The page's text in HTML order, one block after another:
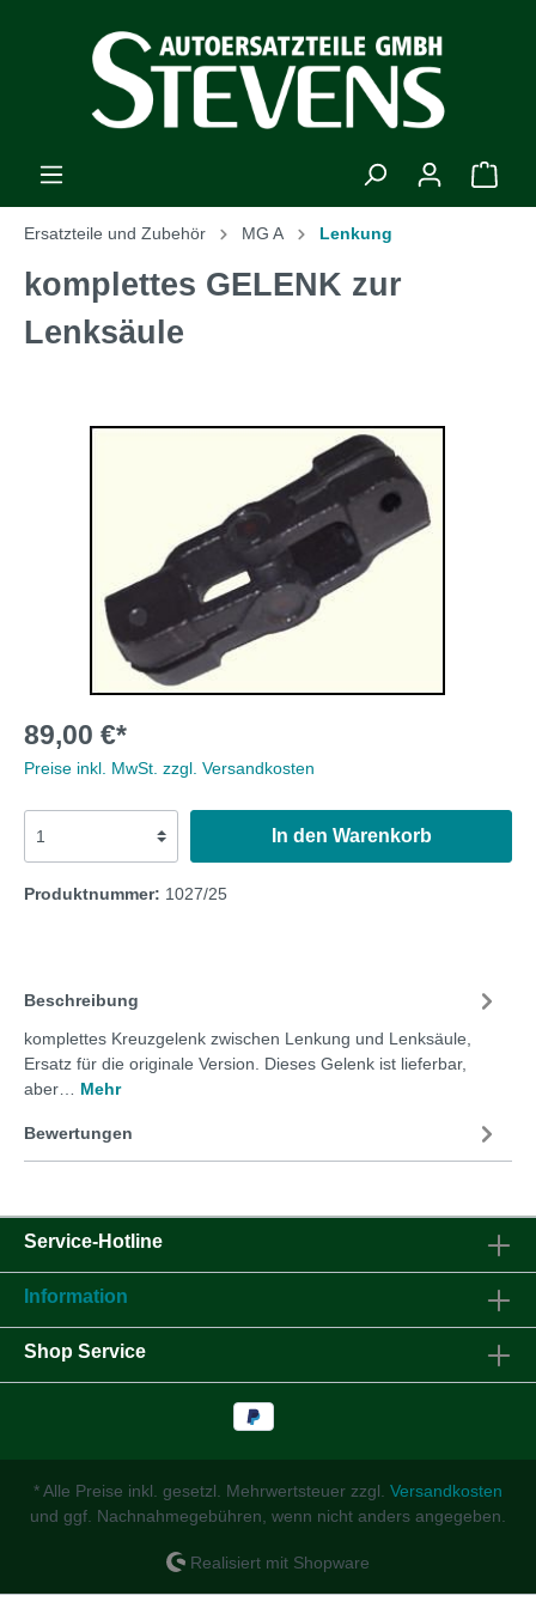
Ersatzteile und Zubehör MG A Lenkung
komplettes GELENK zur
Lenksäule
89,00 €*
Preise inkl. MwSt. zzgl. Versandkosten
In den Warenkorb
Produktnummer: 1027/25
Beschreibung
komplettes Kreuzgelenk zwischen Lenkung und Lenksäule,
Ersatz für die originale Version. Dieses Gelenk ist lieferbar,
aber… Mehr
Bewertungen
Service-Hotline
Information
Shop Service
* Alle Preise inkl. gesetzl. Mehrwertsteuer zzgl. Versandkosten
und ggf. Nachnahmegebühren, wenn nicht anders angegeben.
Realisiert mit Shopware